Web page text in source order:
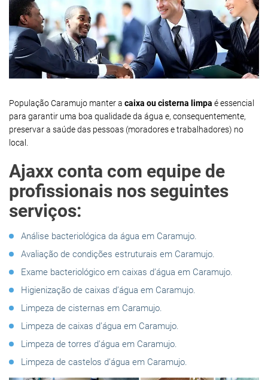
População Caramujo manter a caixa ou cisterna limpa é essencial
para garantir uma boa qualidade da água e, consequentemente,
preservar a saúde das pessoas (moradores e trabalhadores) no
local.
Ajaxx conta com equipe de
profissionais nos seguintes
serviços:
Análise bacteriológica da água em Caramujo.
Avaliação de condições estruturais em Caramujo.
Exame bacteriológico em caixas d’água em Caramujo.
Higienização de caixas d’água em Caramujo.
Limpeza de cisternas em Caramujo.
Limpeza de caixas d’água em Caramujo.
Limpeza de torres d’água em Caramujo.
Limpeza de castelos d’água em Caramujo.